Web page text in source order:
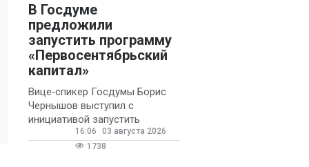
В Госдуме
предложили
запустить программу
«Первосентябрьский
капитал»
Вице‑спикер Госдумы Борис
Чернышов выступил с
инициативой запустить
ежегодную федеральную
программу
16:06
03 августа 2026
1738